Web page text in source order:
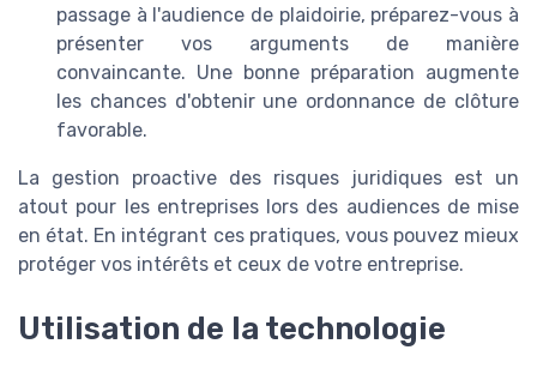
passage à l'audience de plaidoirie, préparez-vous à
présenter vos arguments de manière
convaincante. Une bonne préparation augmente
les chances d'obtenir une ordonnance de clôture
favorable.
La gestion proactive des risques juridiques est un
atout pour les entreprises lors des audiences de mise
en état. En intégrant ces pratiques, vous pouvez mieux
protéger vos intérêts et ceux de votre entreprise.
Utilisation de la technologie